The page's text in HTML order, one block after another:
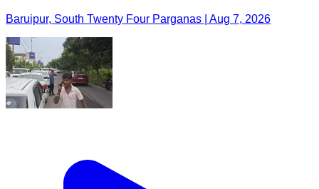
Baruipur, South Twenty Four Parganas | Aug 7, 2026